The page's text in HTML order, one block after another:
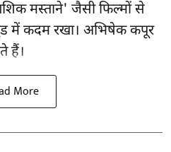
मस्ताने' जैसी फिल्मों से
में कदम रखा। अभिषेक कपूर
हैं।
More